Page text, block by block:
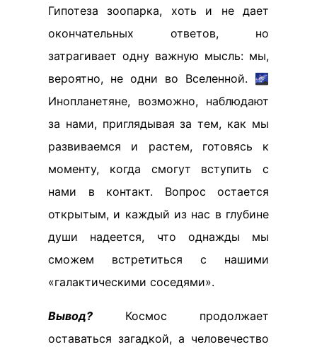
Гипотеза зоопарка, хоть и не дает
окончательных ответов, но
затрагивает одну важную мысль: мы,
вероятно, не одни во Вселенной. 🌌
Инопланетяне, возможно, наблюдают
за нами, приглядывая за тем, как мы
развиваемся и растем, готовясь к
моменту, когда смогут вступить с
нами в контакт. Вопрос остается
открытым, и каждый из нас в глубине
души надеется, что однажды мы
сможем встретиться с нашими
«галактическими соседями».
Вывод? Космос продолжает
оставаться загадкой, а человечество